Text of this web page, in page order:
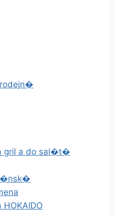
gril a do sal�t�